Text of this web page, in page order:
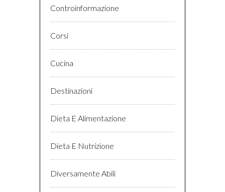
Controinformazione
Corsi
Cucina
Destinazioni
Dieta E Alimentazione
Dieta E Nutrizione
Diversamente Abili